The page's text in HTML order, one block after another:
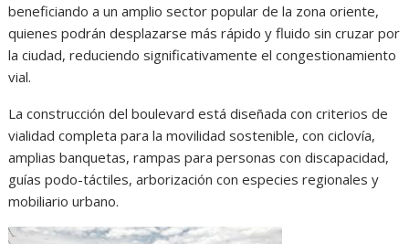
beneficiando a un amplio sector popular de la zona oriente,
quienes podrán desplazarse más rápido y fluido sin cruzar por
la ciudad, reduciendo significativamente el congestionamiento
vial.
La construcción del boulevard está diseñada con criterios de
vialidad completa para la movilidad sostenible, con ciclovía,
amplias banquetas, rampas para personas con discapacidad,
guías podo-táctiles, arborización con especies regionales y
mobiliario urbano.